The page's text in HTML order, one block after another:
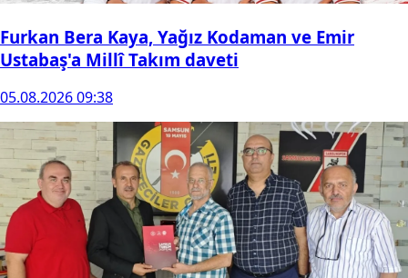
Furkan Bera Kaya, Yağız Kodaman ve Emir
Ustabaş'a Millî Takım daveti
05.08.2026 09:38